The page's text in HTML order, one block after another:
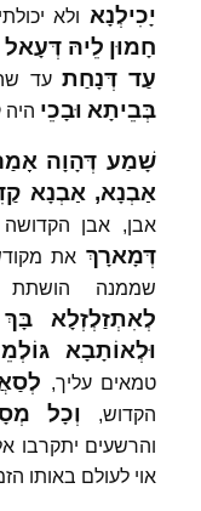
יָכִילְנָא ולא
חָמוּן לֵיהּ דְּעָאל
עַד דְּנָחַתעד
בְּבֵיתָא וּבָכֵי היה
שָׁמַע דְּהָוָה
אַבְנָא, אַבְנָא
אבן, אבן הקדושה
דְּמָארָךְ את
שממנה
לְאִתְזַלְזְלָא
בָּךְ
וּלְאוֹתָבָא
טמאים עליך,
הקדוש, וְכָל
והרשעים יתקרבו
אוי לעולם באותו